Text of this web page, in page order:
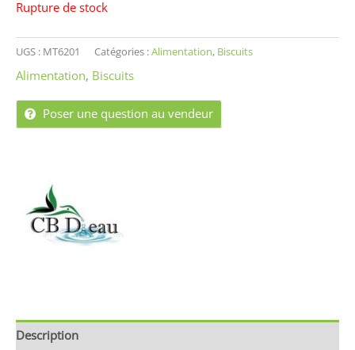
Rupture de stock
UGS : MT6201 Catégories :Alimentation, Biscuits
Alimentation, Biscuits
Poser une question au vendeur
Description